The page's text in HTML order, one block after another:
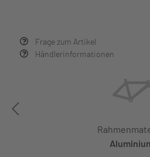
Frage zum Artikel
Händlerinformationen